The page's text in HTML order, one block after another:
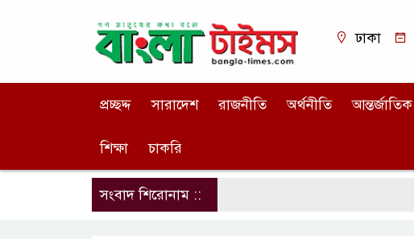
ঢাকা
প্রচ্ছদ্দ সারাদেশ রাজনীতি অর্থনীতি আন্তর্জাতিক
শিক্ষা চাকরি
সংবাদ শিরোনাম ::